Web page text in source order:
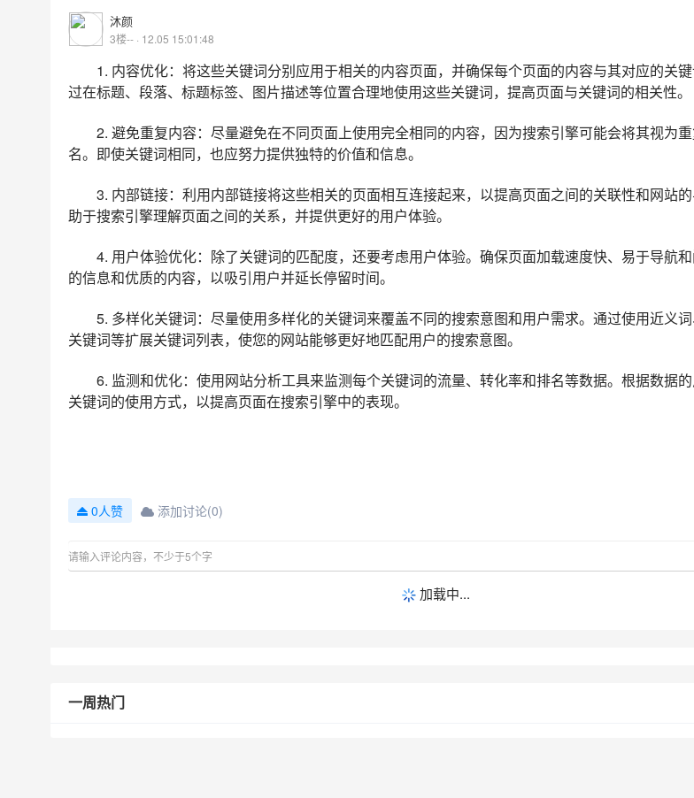
沐颜
3楼-- · 12.05 15:01:48
1. 内容优化：将这些关键词分别应用于相关的内容页面，并确保每个页面的内容与其对应的关
过在标题、段落、标题标签、图片描述等位置合理地使用这些关键词，提高页面与关键词的相关性。
2. 避免重复内容：尽量避免在不同页面上使用完全相同的内容，因为搜索引擎可能会将其视为
名。即使关键词相同，也应努力提供独特的价值和信息。
3. 内部链接：利用内部链接将这些相关的页面相互连接起来，以提高页面之间的关联性和网站
助于搜索引擎理解页面之间的关系，并提供更好的用户体验。
4. 用户体验优化：除了关键词的匹配度，还要考虑用户体验。确保页面加载速度快、易于导航
的信息和优质的内容，以吸引用户并延长停留时间。
5. 多样化关键词：尽量使用多样化的关键词来覆盖不同的搜索意图和用户需求。通过使用近义
关键词等扩展关键词列表，使您的网站能够更好地匹配用户的搜索意图。
6. 监测和优化：使用网站分析工具来监测每个关键词的流量、转化率和排名等数据。根据数据
关键词的使用方式，以提高页面在搜索引擎中的表现。
0人赞 添加讨论(0)
加载中...
一周热门